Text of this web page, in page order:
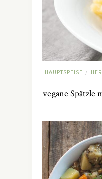
HAUPTSPEISE /
vegane Spätzle